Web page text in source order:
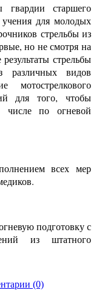
старшего
учения для молодых
стрельбы из
но не смотря на
стрельбы
различных видов
мотострелкового
для того, чтобы
числе по огневой
всех мер
подготовку с
из штатного
(0)